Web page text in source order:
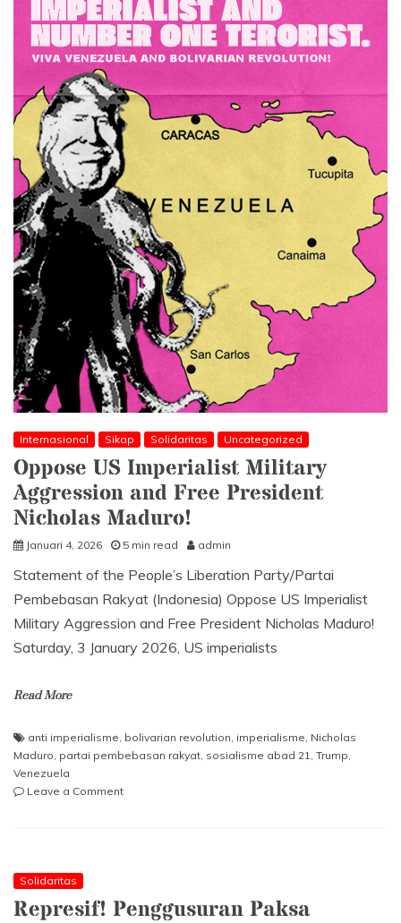
Internasional Sikap Solidaritas Uncategorized
Oppose US Imperialist Military
Aggression and Free President
Nicholas Maduro!
Januari 4, 2026 5 min read admin
Statement of the People’s Liberation Party/Partai
Pembebasan Rakyat (Indonesia) Oppose US Imperialist
Military Aggression and Free President Nicholas Maduro!
Saturday, 3 January 2026, US imperialists
Read More
anti imperialisme, bolivarian revolution, imperialisme, Nicholas
Maduro, partai pembebasan rakyat, sosialisme abad 21, Trump,
Venezuela
Leave a Commenton
and
Free
Solidaritas
Represif! Penggusuran Paksa